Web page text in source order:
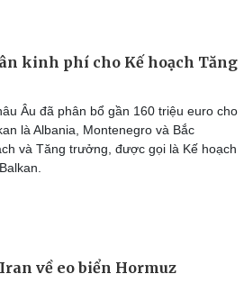
kinh phí cho Kế hoạch Tăng
Âu đã phân bổ gần 160 triệu euro cho
là Albania, Montenegro và Bắc
và Tăng trưởng, được gọi là Kế hoạch
về eo biển Hormuz